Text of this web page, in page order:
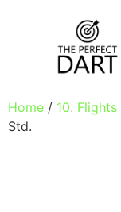
Home / 10. Flights
Std.